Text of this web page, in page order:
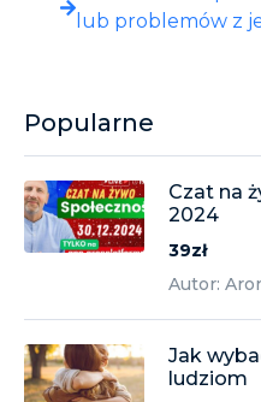
lub problemów z
Popularne
Czat na
2024
39zł
Autor:
Jak
ludziom